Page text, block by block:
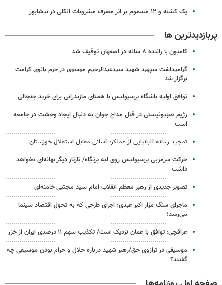
یک کشته و ۱۲ مسموم بر اثر مصرف مشروبات الکلی در نیشابور
پربازدیدترین ها
کامیون با راننده ۸ ساله در اصفهان توقیف شد
گرامیداشت سپهبد شهید سیدعبدالرحیم موسوی در حرم بانوی کرامت
برگزار شد
توافق اولیه باشگاه پرسپولیس با همتای مازندرانی برای خرید جنجالی
رژیم صهیونیستی در قتل مداح جوان به دنبال ایجاد وحشت در جامعه
است
تمجید رسانه آلبانیایی از عملکرد آسانی مقابل استقلال خوزستان
حرکت سرمربی پرسپولیس روی لبه پرتگاه/ تارتار دیگر بهانه‌ای نخواهد
داشت
تصویر جدیدی از رهبر معظم انقلاب امام سید مجتبی خامنه‌ای
ماجرای سنگ مزار اکبر عبدی؛ اجرای طرحی که به تحول اقتصاد سینما
می‌رسد!
عراقچی: توافق با عمان نزدیک است/ تکذیب سهم ۱۱ درصدی ایران از خزر
موسیقی در ترازوی حق/رهبر شهید درباره حلال و حرام بودن موسیقی چه
گفتند؟